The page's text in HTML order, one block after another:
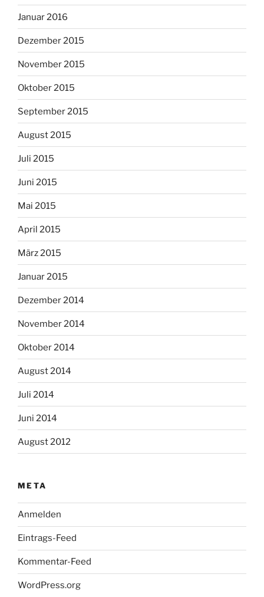
Januar 2016
Dezember 2015
November 2015
Oktober 2015
September 2015
August 2015
Juli 2015
Juni 2015
Mai 2015
April 2015
März 2015
Januar 2015
Dezember 2014
November 2014
Oktober 2014
August 2014
Juli 2014
Juni 2014
August 2012
META
Anmelden
Eintrags-Feed
Kommentar-Feed
WordPress.org